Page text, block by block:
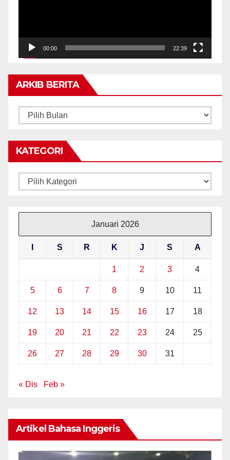
00:00 22:39
ARKIB BERITA
ARKIB
KATEGORI
Kategori
Januari 2026
S R K J S A
1 2 3 4
5 6 7 8 9 10 11
12 13 14 15 16 17 18
19 20 21 22 23 24 25
26 27 28 29 30 31
« Dis Feb »
Artikel Bahasa Inggeris